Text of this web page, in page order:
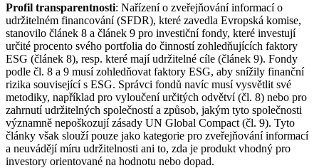
Profil transparentnosti: Nařízení o zveřejňování informací o
udržitelném financování (SFDR), které zavedla Evropská komise,
stanovilo článek 8 a článek 9 pro investiční fondy, které investují
určité procento svého portfolia do činností zohledňujících faktory
ESG (článek 8), resp. které mají udržitelné cíle (článek 9). Fondy
podle čl. 8 a 9 musí zohledňovat faktory ESG, aby snížily finanční
rizika související s ESG. Správci fondů navíc musí vysvětlit své
metodiky, například pro vyloučení určitých odvětví (čl. 8) nebo pro
zahrnutí udržitelných společností a způsob, jakým tyto společnosti
významně nepoškozují zásady UN Global Compact (čl. 9). Tyto
články však slouží pouze jako kategorie pro zveřejňování informací
a neuvádějí míru udržitelnosti ani to, zda je produkt vhodný pro
investory orientované na hodnotu nebo dopad.